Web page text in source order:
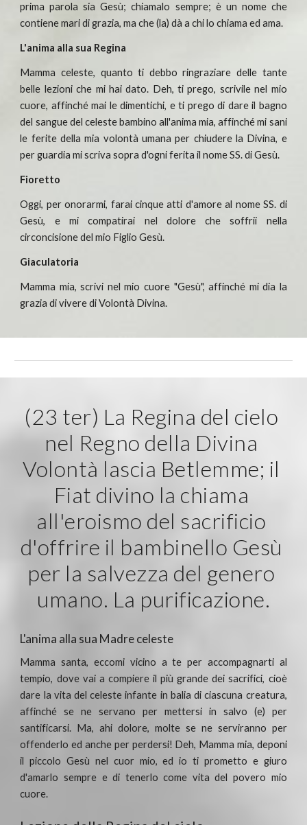
prima parola sia Gesù; chiamalo sempre; è un nome che
contiene mari di grazia, ma che (la) dà a chi lo chiama ed ama.
L'anima alla sua Regina
Mamma celeste, quanto ti debbo ringraziare delle tante
belle lezioni che mi hai dato. Deh, ti prego, scrivile nel mio
cuore, affinché mai le dimentichi, e ti prego di dare il bagno
del sangue del celeste bambino all'anima mia, affinché mi sani
le ferite della mia volontà umana per chiudere la Divina, e
per guardia mi scriva sopra d'ogni ferita il nome SS. di Gesù.
Fioretto
Oggi, per onorarmi, farai cinque atti d'amore al nome SS. di
Gesù, e mi compatirai nel dolore che soffrii nella
circoncisione del mio Figlio Gesù.
Giaculatoria
Mamma mia, scrivi nel mio cuore "Gesù", affinché mi dia la
grazia di vivere di Volontà Divina.
(23 ter) La Regina del cielo
nel Regno della Divina
Volontà lascia Betlemme; il
Fiat divino la chiama
all'eroismo del sacrificio
d'offrire il bambinello Gesù
per la salvezza del genero
umano. La purificazione.
L'anima alla sua Madre celeste
Mamma santa, eccomi vicino a te per accompagnarti al
tempio, dove vai a compiere il più grande dei sacrifici, cioè
dare la vita del celeste infante in balia di ciascuna creatura,
affinché se ne servano per mettersi in salvo (e) per
santificarsi. Ma, ahi dolore, molte se ne serviranno per
offenderlo ed anche per perdersi! Deh, Mamma mia, deponi
il piccolo Gesù nel cuor mio, ed io ti prometto e giuro
d'amarlo sempre e di tenerlo come vita del povero mio
cuore.